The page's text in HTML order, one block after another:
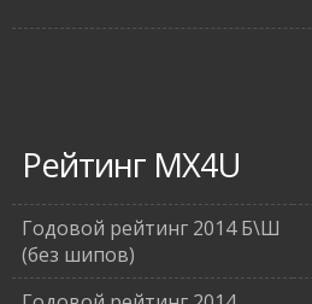
Рейтинг MX4U
Годовой рейтинг 2014 Б\Ш
(без шипов)